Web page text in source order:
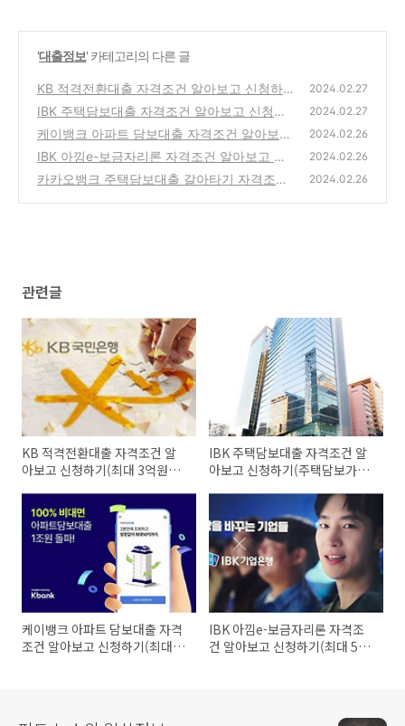
'대출정보' 카테고리의 다른 글
KB 적격전환대출 자격조건 알아보고 신청하기
(최대 3억원까지)
(22)
2024.02.27
IBK 주택담보대출 자격조건 알아보고 신청하
기(주택담보가액의 40~70%)
(15)
2024.02.27
케이뱅크 아파트 담보대출 자격조건 알아보고
신청하기(최대 10억원까지)
(25)
2024.02.26
IBK 아낌e-보금자리론 자격조건 알아보고 신
청하기(최대 5억원 이내)
(20)
2024.02.26
카카오뱅크 주택담보대출 갈아타기 자격조건
2024.02.26
관련글
KB 적격전환대출 자격조건 알
아보고 신청하기(최대 3억원까
IBK 주택담보대출 자격조건 알
아보고 신청하기(주택담보가액
케이뱅크 아파트 담보대출 자격
조건 알아보고 신청하기(최대
IBK 아낌e-보금자리론 자격조
건 알아보고 신청하기(최대 5억